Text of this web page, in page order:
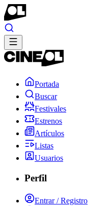
Portada
Buscar
Festivales
Estrenos
Artículos
Listas
Usuarios
Perfil
Entrar / Registro